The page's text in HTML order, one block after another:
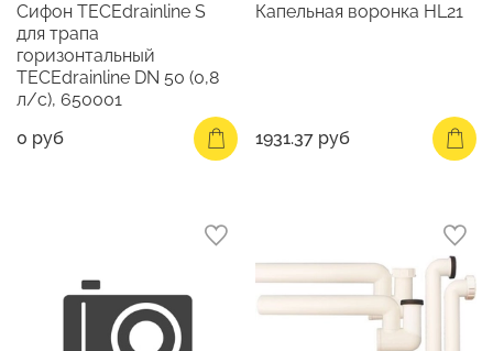
Сифон TECEdrainline S
для трапа
горизонтальный
TECEdrainline DN 50 (0,8
л/c), 650001
0 руб
Капельная воронка HL21
1931.37 руб